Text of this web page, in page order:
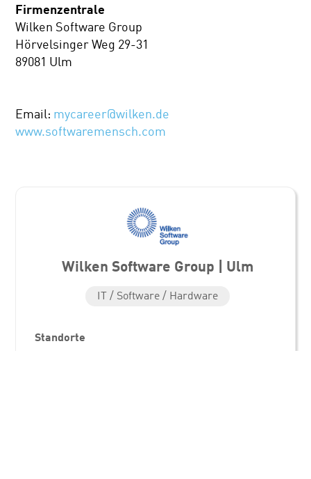
Firmenzentrale
Wilken Software Group
Hörvelsinger Weg 29-31
89081 Ulm
Email: mycareer@wilken.de
www.softwaremensch.com
Wilken Software Group | Ulm
IT / Software / Hardware
Standorte